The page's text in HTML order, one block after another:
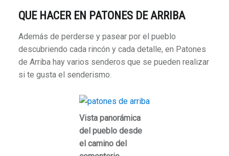
QUE HACEREN PATONES DE ARRIBA
Además de perderse y pasear por el pueblo
descubriendo cada rincón y cada detalle, en Patones
de Arriba hay varios senderos que se pueden realizar
si te gusta el senderismo.
Vista panorámica
del pueblo desde
el camino del